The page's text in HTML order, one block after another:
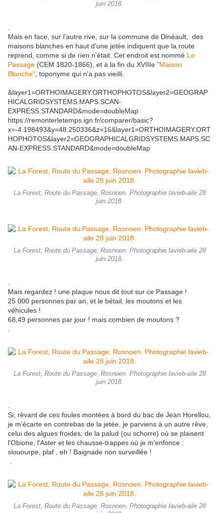
juin 2018.
.
Mais en face, sur l'autre rive, sur la commune de Dinéault, des
maisons blanches en haut d'une jetée indiquent que la route
reprend, comme si de rien n'était. Cet endroit est nommé Le
Passage (CEM 1820-1866), et à la fin du XVIIIe "Maison
Blanche", toponyme qui n'a pas vieilli.
&layer1=ORTHOIMAGERY.ORTHOPHOTOS&layer2=GEOGRAP
HICALGRIDSYSTEMS.MAPS.SCAN-
EXPRESS.STANDARD&mode=doubleMap
https://remonterletemps.ign.fr/comparer/basic?
x=-4.198493&y=48.250336&z=16&layer1=ORTHOIMAGERY.ORT
HOPHOTOS&layer2=GEOGRAPHICALGRIDSYSTEMS.MAPS.SC
AN-EXPRESS.STANDARD&mode=doubleMap
La Forest, Route du Passage, Rosnoen. Photographie lavieb-aile 28
juin 2018.
La Forest, Route du Passage, Rosnoen. Photographie lavieb-aile 28
juin 2018.
.
Mais regardez ! une plaque nous dit tout sur ce Passage !
25 000 personnes par an, et le bétail, les moutons et les
véhicules !
68,49 personnes par jour ! mais combien de moutons ?
.
La Forest, Route du Passage, Rosnoen. Photographie lavieb-aile 28
juin 2018.
.
Si, rêvant de ces foules montées à bord du bac de Jean Horellou,
je m'écarte en contrebas de la jetée, je parviens à un autre rêve,
celui des algues froides, de la palud (ou schorre) où se plaisent
l'Obione, l'Aster et les chausse-trappes où je m'enfonce :
slouourpe, plaf , eh ! Baignade non surveillée !
.
La Forest, Route du Passage, Rosnoen. Photographie lavieb-aile 28